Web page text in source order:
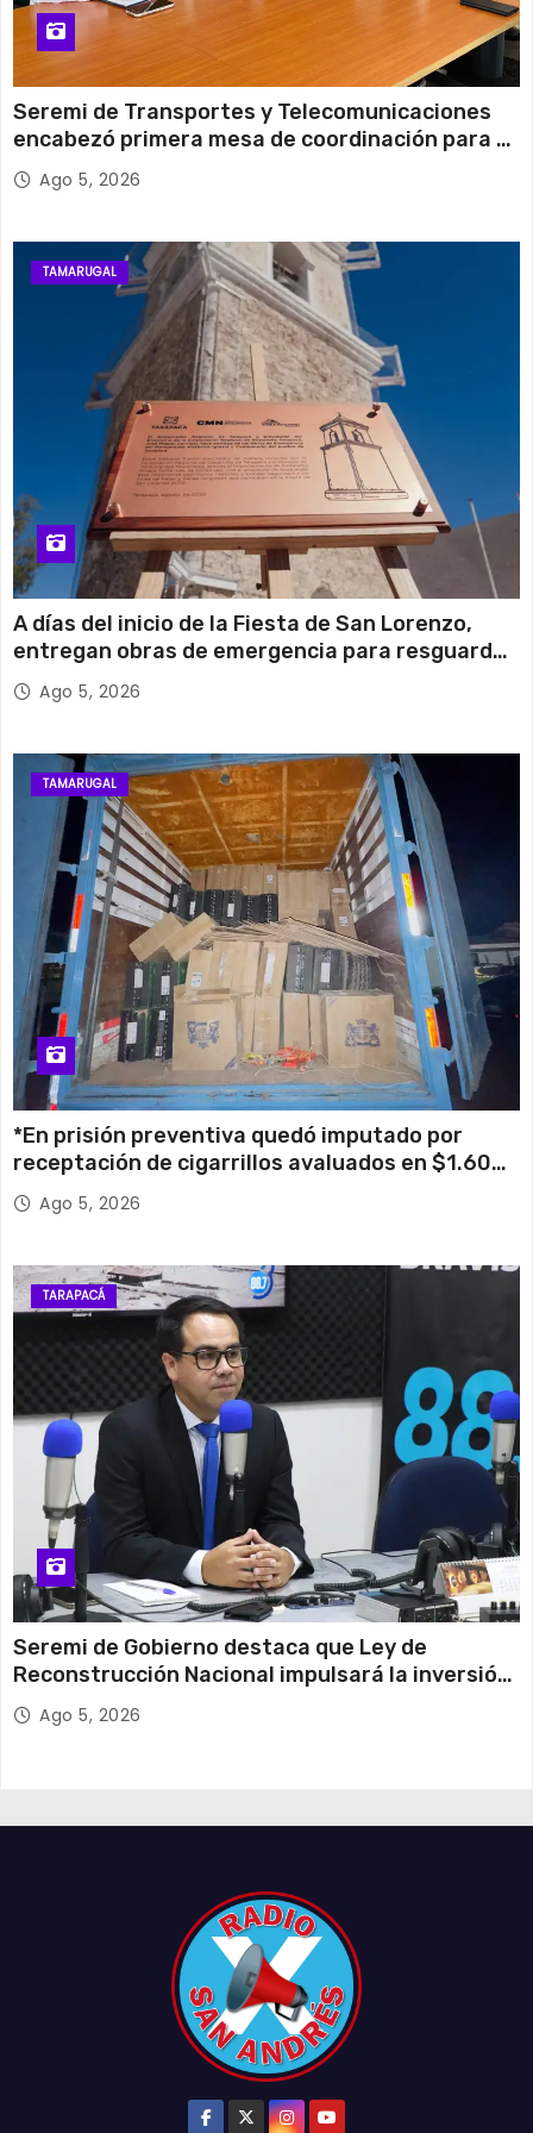
Seremi de Transportes y Telecomunicaciones
encabezó primera mesa de coordinación para el
retiro de cables en desuso en Iquique
Ago 5, 2026
TAMARUGAL
A días del inicio de la Fiesta de San Lorenzo,
entregan obras de emergencia para resguardar
su histórico campanario
Ago 5, 2026
TAMARUGAL
*En prisión preventiva quedó imputado por
receptación de cigarrillos avaluados en $1.600
millones*
Ago 5, 2026
TARAPACÁ
Seremi de Gobierno destaca que Ley de
Reconstrucción Nacional impulsará la inversión
y el empleo en Tarapacá
Ago 5, 2026